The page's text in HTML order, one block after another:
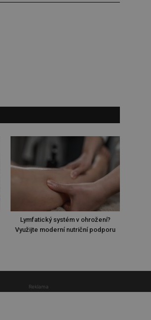
Lymfatický systém v ohrožení?
Využijte moderní nutriční podporu
Reklama